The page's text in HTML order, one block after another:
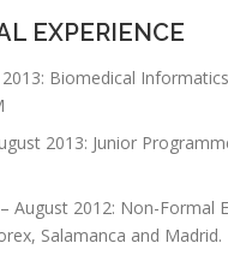
EXPERIENCE
Biomedical
2013: Junior
August 2012: Non-
Salamanca and Madrid.